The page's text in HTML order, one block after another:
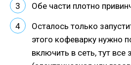
Обе части плотно
Осталось только
этого кофеварку нужно
включить в сеть, тут все